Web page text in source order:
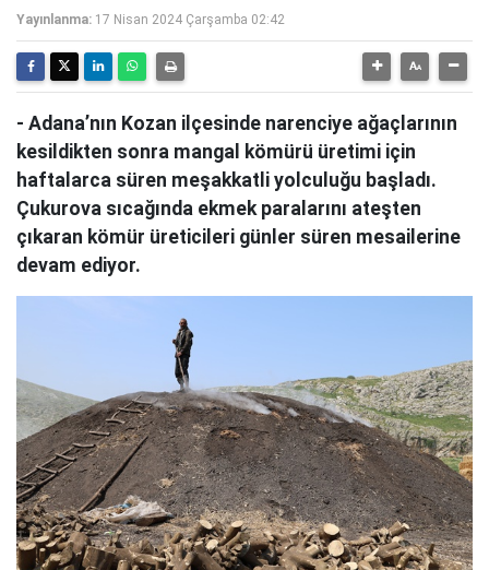
Yayınlanma: 17 Nisan 2024 Çarşamba 02:42
- Adana’nın Kozan ilçesinde narenciye ağaçlarının
kesildikten sonra mangal kömürü üretimi için
haftalarca süren meşakkatli yolculuğu başladı.
Çukurova sıcağında ekmek paralarını ateşten
çıkaran kömür üreticileri günler süren mesailerine
devam ediyor.